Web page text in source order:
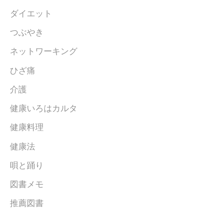
ダイエット
つぶやき
ネットワーキング
ひざ痛
介護
健康いろはカルタ
健康料理
健康法
唄と踊り
図書メモ
推薦図書